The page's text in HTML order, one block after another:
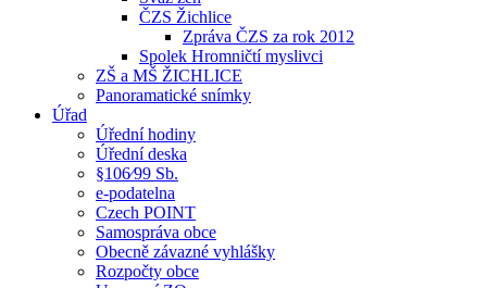
ČZS Žichlice
Zpráva ČZS za rok 2012
Spolek Hromničtí myslivci
ZŠ a MŠ ŽICHLICE
Panoramatické snímky
Úřad
Úřední hodiny
Úřední deska
§106⁄99 Sb.
e-podatelna
Czech POINT
Samospráva obce
Obecně závazné vyhlášky
Rozpočty obce